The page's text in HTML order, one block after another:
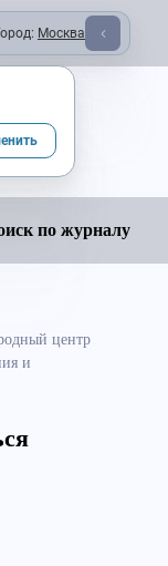
Москва
по журналу
центр
и